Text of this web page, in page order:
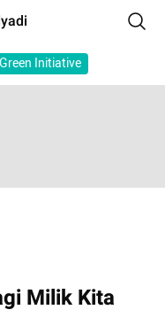
Green Initiative
Milik Kita